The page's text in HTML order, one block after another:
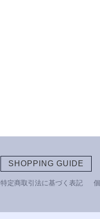
SHOPPING GUIDE
特定商取引法に基づく表記